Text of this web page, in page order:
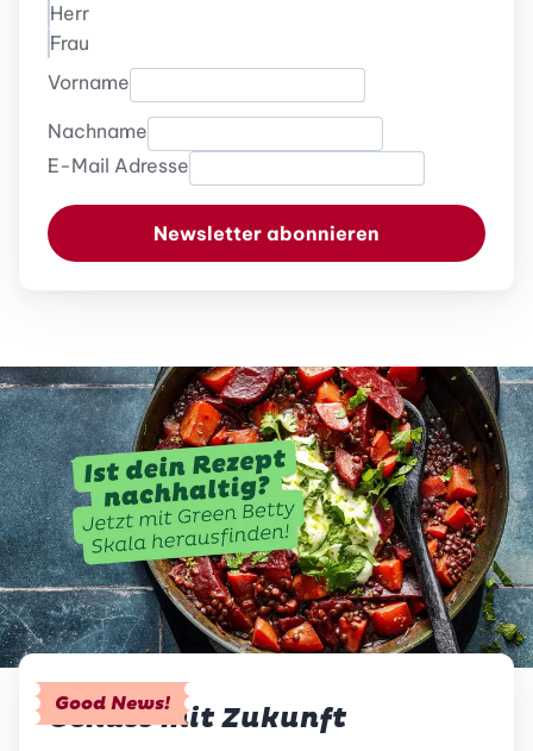
Herr
Frau
Vorname
Nachname
E-Mail Adresse
Newsletter abonnieren
Good News!
Genuss mit Zukunft